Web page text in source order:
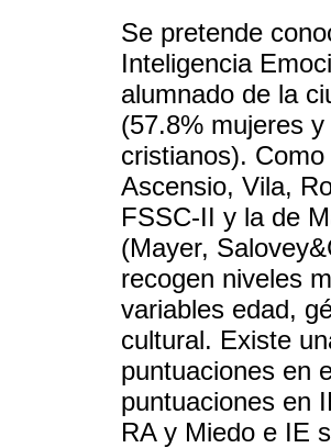
Se pretende
Inteligencia
alumnado de la
(57.8% mujeres
cristianos).
Ascensio, Vila,
FSSC-II y la de
(Mayer,
recogen niveles
variables edad,
cultural. Existe
puntuaciones en
puntuaciones en
RA y Miedo e IE